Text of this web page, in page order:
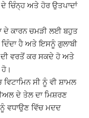
ਚਿੰਨ੍ਹ ਅਤੇ ਹੋਰ ਉਤਪਾਦਾਂ
ਦੇ ਕਾਰਨ ਚਮੜੀ ਲਈ ਬਹੁਤ
ਹੈ ਅਤੇ ਇਸਨੂੰ ਗੁਲਾਬੀ
ਦੀ ਵਰਤੋਂ ਕਰ ਸਕਦੇ ਹੋ ਅਤੇ
ਸੀ ਨੂੰ ਵੀ ਸ਼ਾਮਲ
ਦੇ ਤੇਲ ਦਾ ਮਿਸ਼ਰਣ
ਵਧਾਉਣ ਵਿੱਚ ਮਦਦ